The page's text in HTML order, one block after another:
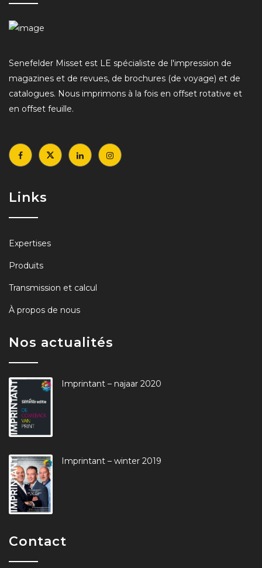
Senefelder Misset est LE spécialiste de l'impression de
magazines et de revues, de brochures (de voyage) et de
catalogues. Nous imprimons à la fois en offset rotative et
en offset feuille.
Links
Expertises
Produits
Transmission et calcul
À propos de nous
Nos actualités
Imprintant – najaar 2020
Imprintant – winter 2019
Contact